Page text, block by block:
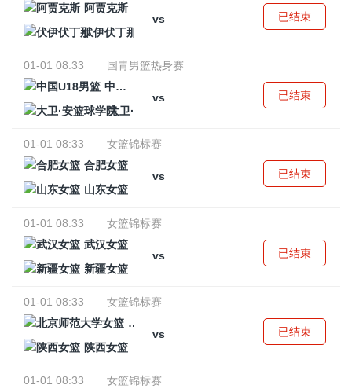
阿贾克斯
vs
伏伊伏丁那
已结束
01-01 08:33
国青男篮热身赛
中国U18男篮
vs
大卫·安篮球学院
已结束
01-01 08:33
女篮锦标赛
合肥女篮
vs
山东女篮
已结束
01-01 08:33
女篮锦标赛
武汉女篮
vs
新疆女篮
已结束
01-01 08:33
女篮锦标赛
北京师范大学女篮
vs
陕西女篮
已结束
01-01 08:33 女篮锦标赛